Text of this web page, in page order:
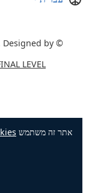
Designed by
FINAL LEVEL
.
אתר זה משתמש